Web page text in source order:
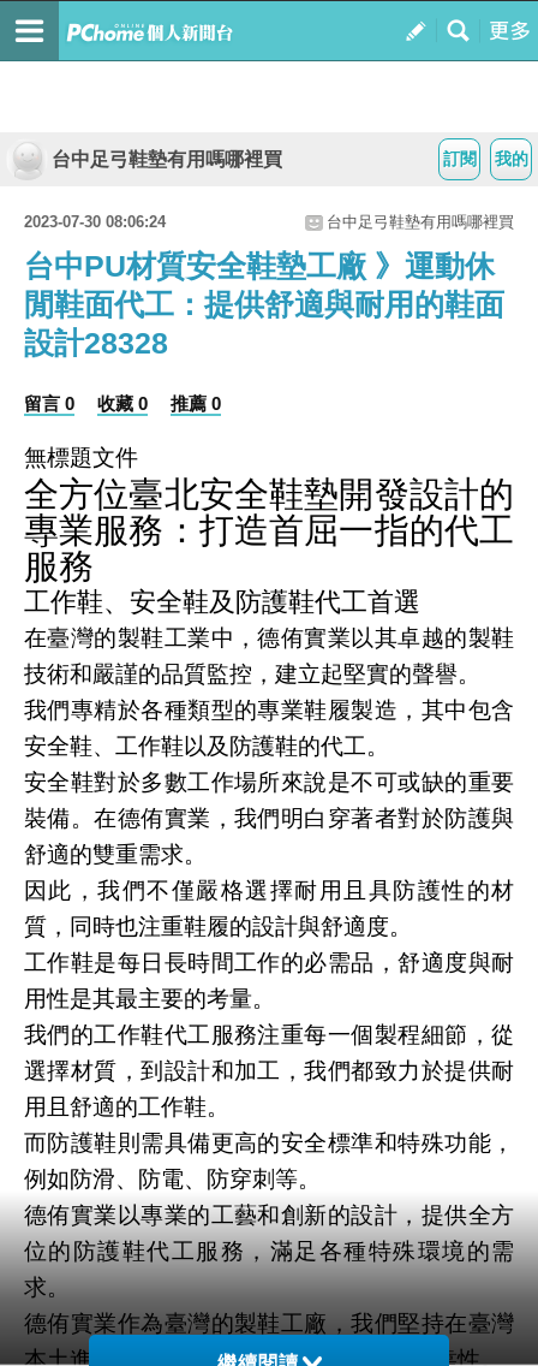
我的
訂閱
台中足弓鞋墊有用嗎哪裡買
2023-07-30 08:06:24 台中足弓鞋墊有用嗎哪裡買
台中PU材質安全鞋墊工廠 》運動休
閒鞋面代工：提供舒適與耐用的鞋面
設計28328
留言 0 收藏 0 推薦 0
無標題文件
全方位臺北安全鞋墊開發設計的
專業服務：打造首屈一指的代工
服務
工作鞋、安全鞋及防護鞋代工首選
在臺灣的製鞋工業中，德侑實業以其卓越的製鞋
技術和嚴謹的品質監控，建立起堅實的聲譽。
我們專精於各種類型的專業鞋履製造，其中包含
安全鞋、工作鞋以及防護鞋的代工。
安全鞋對於多數工作場所來說是不可或缺的重要
裝備。在德侑實業，我們明白穿著者對於防護與
舒適的雙重需求。
因此，我們不僅嚴格選擇耐用且具防護性的材
質，同時也注重鞋履的設計與舒適度。
工作鞋是每日長時間工作的必需品，舒適度與耐
用性是其最主要的考量。
我們的工作鞋代工服務注重每一個製程細節，從
選擇材質，到設計和加工，我們都致力於提供耐
用且舒適的工作鞋。
而防護鞋則需具備更高的安全標準和特殊功能，
例如防滑、防電、防穿刺等。
德侑實業以專業的工藝和創新的設計，提供全方
位的防護鞋代工服務，滿足各種特殊環境的需
求。
德侑實業作為臺灣的製鞋工廠，我們堅持在臺灣
本土進行生產，以確保品質的一致性和可靠性。